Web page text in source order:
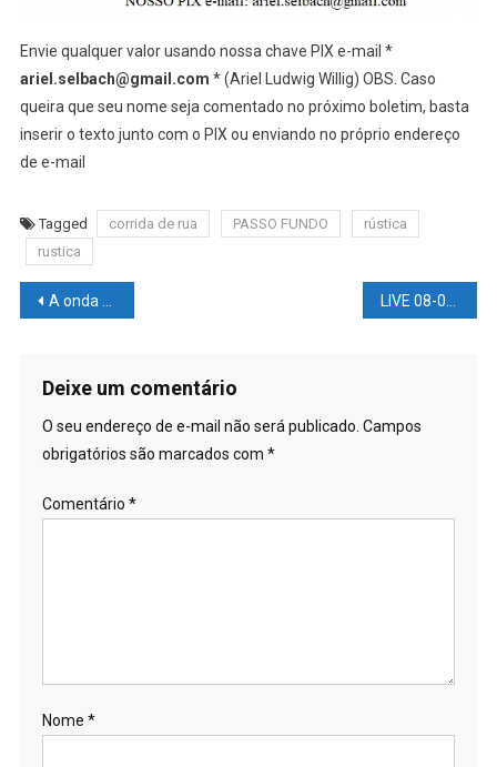
Envie qualquer valor usando nossa chave PIX e-mail *
ariel.selbach@gmail.com * (Ariel Ludwig Willig) OBS. Caso
queira que seu nome seja comentado no próximo boletim, basta
inserir o texto junto com o PIX ou enviando no próprio endereço
de e-mail
Tagged corrida de rua PASSO FUNDO
rústica
rustica
Navegação
Post
A onda do #MOMENTO é rastrear vôo de #FAMOSOS LIVE 08-08-2022 – CORRESPONDENTE ARIEL SELBACH COM AS INFORMAÇÕES DE PASSO FUNDO/RS E REGIÃO – Acompanhe as principais notícias desta SEGUNDA-FEIRA
Deixe um comentário
O seu endereço de e-mail não será publicado. Campos
obrigatórios são marcados com *
Comentário *
Nome *